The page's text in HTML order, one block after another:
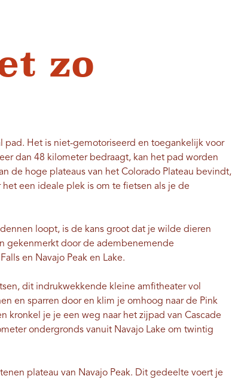
zo
pad. Het is niet-gemotoriseerd en toegankelijk voor
dan 48 kilometer bedraagt, kan het pad worden
de hoge plateaus van het Colorado Plateau bevindt,
een ideale plek is om te fietsen als je de
loopt, is de kans groot dat je wilde dieren
gekenmerkt door de adembenemende
en Navajo Peak en Lake.
dit indrukwekkende kleine amfitheater vol
en sparren door en klim je omhoog naar de Pink
kronkel je je een weg naar het zijpad van Cascade
ondergronds vanuit Navajo Lake om twintig
plateau van Navajo Peak. Dit gedeelte voert je